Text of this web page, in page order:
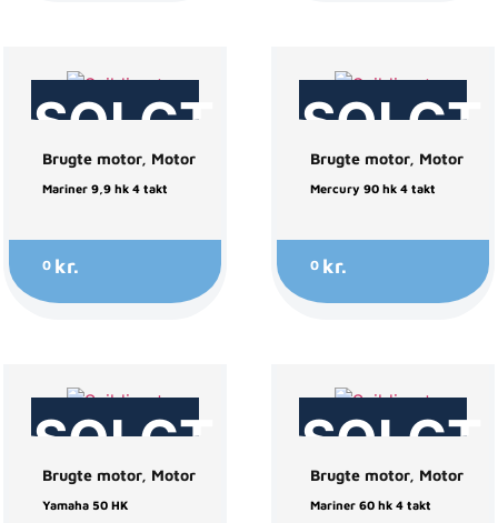
SOLGT
Brugte motor, Motor
Mariner 9,9 hk 4 takt
0 kr.
SOLGT
Brugte motor, Motor
Mercury 90 hk 4 takt
0 kr.
SOLGT
Brugte motor, Motor
Yamaha 50 HK
SOLGT
Brugte motor, Motor
Mariner 60 hk 4 takt